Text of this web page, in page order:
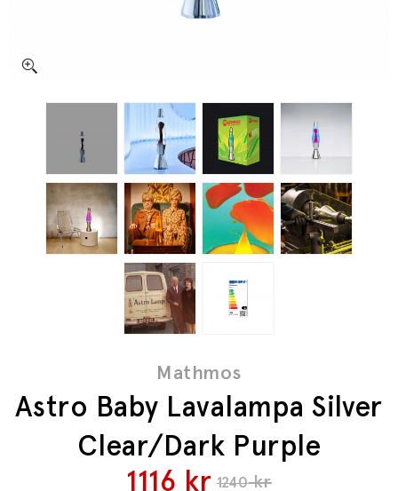
Mathmos
Astro Baby Lavalampa Silver
Clear/Dark Purple
1240kr
1116 kr